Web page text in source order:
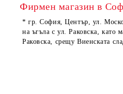
Фирмен магазин в
* гр. София, Център, ул.
на ъгъла с ул. Раковска, като
Раковска, срещу Виенската